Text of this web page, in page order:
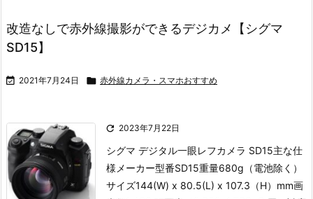
改造なしで赤外線撮影ができるデジカメ【シグマ
SD15】
 2021年7月24日  赤外線カメラ・スマホおすすめ
 2023年7月22日
シグマ デジタル一眼レフカメラ SD15主な仕
様 メーカー型番SD15重量680g（電池除く）
サイズ144(W) x 80.5(L) x 107.3（H）mm画